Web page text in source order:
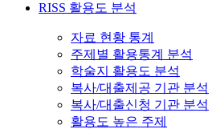
RISS 활용도 분석
자료 현황 통계
주제별 활용통계 분석
학술지 활용도 분석
복사/대출제공 기관 분석
복사/대출신청 기관 분석
활용도 높은 주제